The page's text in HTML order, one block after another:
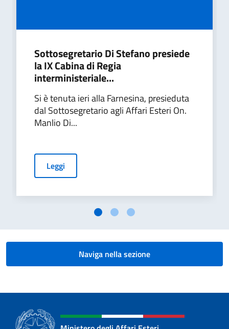
Sottosegretario Di Stefano presiede
la IX Cabina di Regia
interministeriale...
Si è tenuta ieri alla Farnesina, presieduta
dal Sottosegretario agli Affari Esteri On.
Manlio Di...
Leggi
Naviga nella sezione